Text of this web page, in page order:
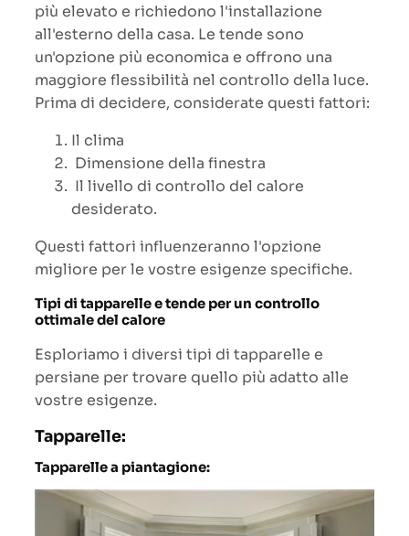
più elevato e richiedono l'installazione
all'esterno della casa. Le tende sono
un'opzione più economica e offrono una
maggiore flessibilità nel controllo della luce.
Prima di decidere, considerate questi fattori:
Il clima
Dimensione della finestra
Il livello di controllo del calore
desiderato.
Questi fattori influenzeranno l'opzione
migliore per le vostre esigenze specifiche.
Tipi di tapparelle e tende per un controllo
ottimale del calore
Esploriamo i diversi tipi di tapparelle e
persiane per trovare quello più adatto alle
vostre esigenze.
Tapparelle:
Tapparelle a piantagione: